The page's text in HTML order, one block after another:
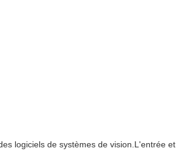
logiciels de systèmes de vision.L'entrée et